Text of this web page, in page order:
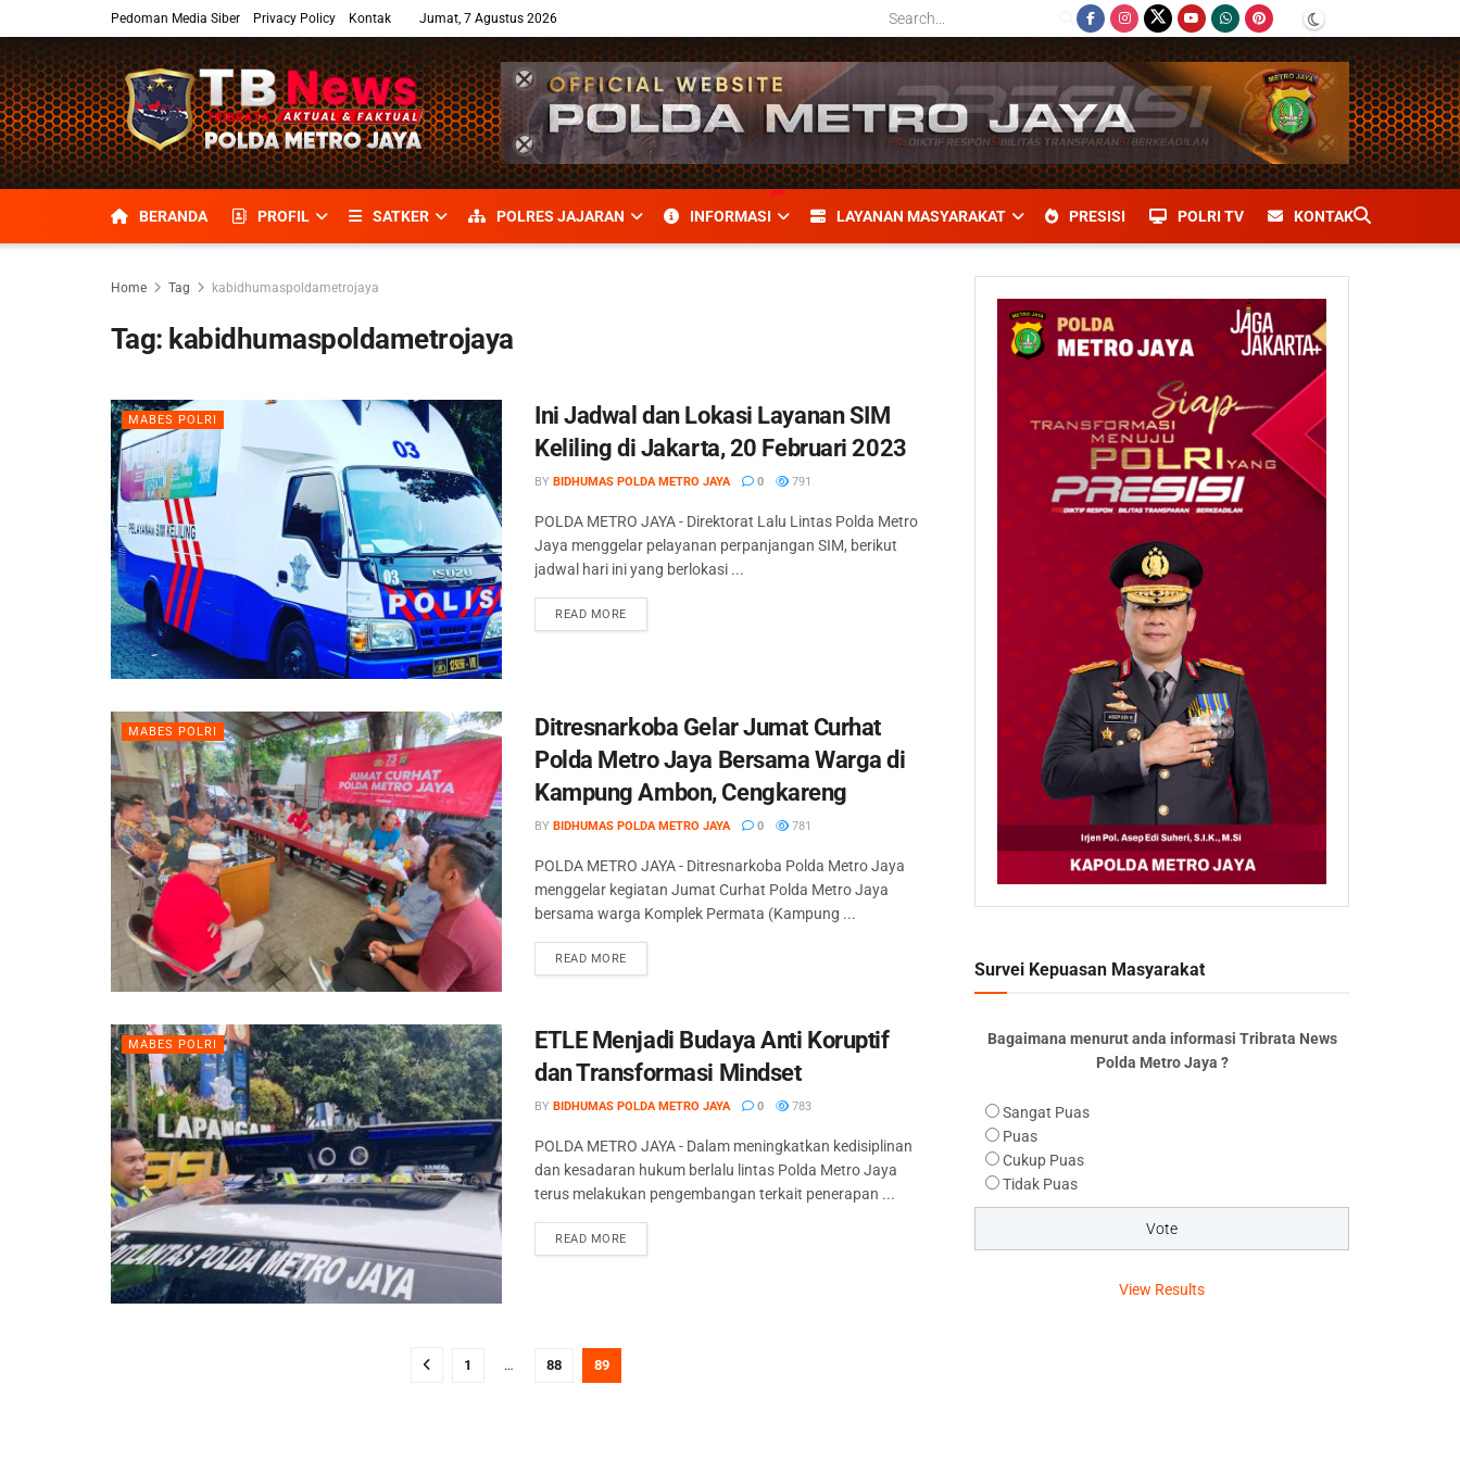
Pedoman Media Siber Privacy Policy Kontak Jumat, 7 Agustus 2026
BERANDA PROFIL SATKER POLRES JAJARAN INFORMASI LAYANAN MASYARAKAT PRESISI POLRI TV KONTAK
Home Tag kabidhumaspoldametrojaya
Tag: kabidhumaspoldametrojaya
MABES POLRI
Ini Jadwal dan Lokasi Layanan SIM
Keliling di Jakarta, 20 Februari 2023
BY BIDHUMAS POLDA METRO JAYA 0 791
POLDA METRO JAYA - Direktorat Lalu Lintas Polda Metro
Jaya menggelar pelayanan perpanjangan SIM, berikut
jadwal hari ini yang berlokasi ...
READ MORE
MABES POLRI
Ditresnarkoba Gelar Jumat Curhat
Polda Metro Jaya Bersama Warga di
Kampung Ambon, Cengkareng
BY BIDHUMAS POLDA METRO JAYA 0 781
POLDA METRO JAYA - Ditresnarkoba Polda Metro Jaya
menggelar kegiatan Jumat Curhat Polda Metro Jaya
bersama warga Komplek Permata (Kampung ...
READ MORE
MABES POLRI
ETLE Menjadi Budaya Anti Koruptif
dan Transformasi Mindset
BY BIDHUMAS POLDA METRO JAYA 0 783
POLDA METRO JAYA - Dalam meningkatkan kedisiplinan
dan kesadaran hukum berlalu lintas Polda Metro Jaya
terus melakukan pengembangan terkait penerapan ...
READ MORE
1 … 88 89
Survei Kepuasan Masyarakat
Bagaimana menurut anda informasi Tribrata News
Polda Metro Jaya ?
Sangat Puas
Puas
Cukup Puas
Tidak Puas
View Results